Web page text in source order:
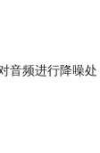
音频进行降噪处